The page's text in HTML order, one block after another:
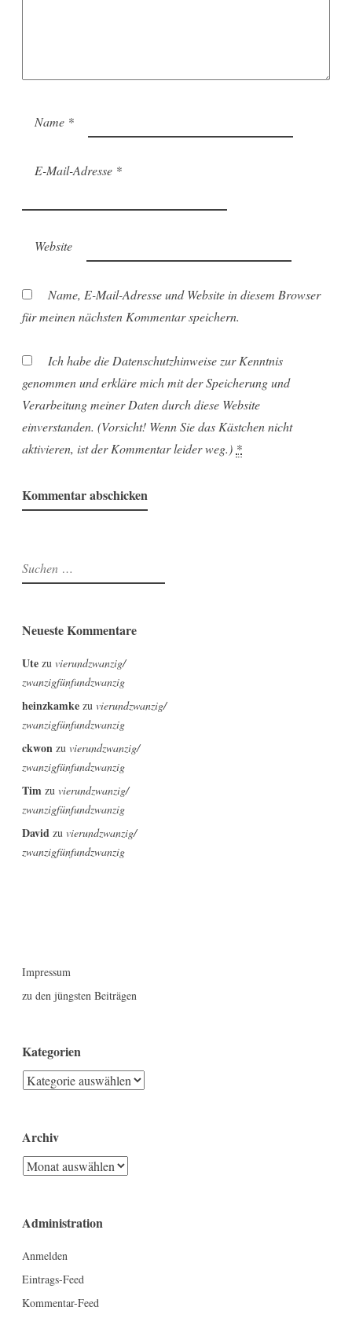
Name *
E-Mail-Adresse *
Website
Name, E-Mail-Adresse und Website in diesem Browser
für meinen nächsten Kommentar speichern.
Ich habe die Datenschutzhinweise zur Kenntnis
genommen und erkläre mich mit der Speicherung und
Verarbeitung meiner Daten durch diese Website
einverstanden. (Vorsicht! Wenn Sie das Kästchen nicht
aktivieren, ist der Kommentar leider weg.) *
Suchen
nach:
Neueste Kommentare
Ute zu vierundzwanzig/
zwanzigfünfundzwanzig
heinzkamke zu vierundzwanzig/
zwanzigfünfundzwanzig
ckwon zu vierundzwanzig/
zwanzigfünfundzwanzig
Tim zu vierundzwanzig/
zwanzigfünfundzwanzig
David zu vierundzwanzig/
zwanzigfünfundzwanzig
Impressum
zu den jüngsten Beiträgen
Kategorien
Kategorien
Archiv
Archiv
Administration
Anmelden
Eintrags-Feed
Kommentar-Feed